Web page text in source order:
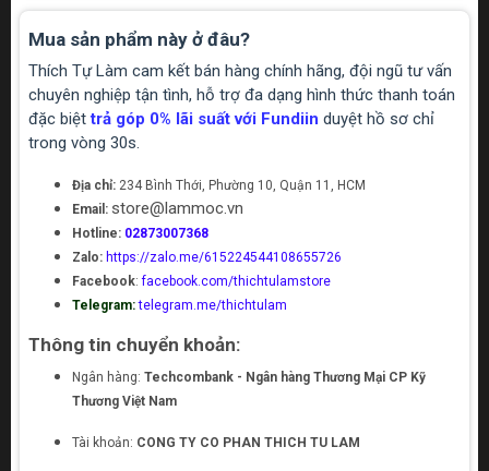
Mua sản phẩm này ở đâu?
Thích Tự Làm cam kết bán hàng chính hãng, đội ngũ tư vấn
chuyên nghiệp tận tình, hỗ trợ đa dạng hình thức thanh toán
đặc biệttrả góp 0% lãi suất với Fundiin duyệt hồ sơ chỉ
trong vòng 30s.
Địa chỉ: 234 Bình Thới, Phường 10, Quận 11, HCM
Email: store@lammoc.vn
Hotline: 02873007368
Zalo: https://zalo.me/615224544108655726
Facebook:facebook.com/thichtulamstore
Telegram: telegram.me/thichtulam
Thông tin chuyển khoản:
Ngân hàng: Techcombank - Ngân hàng Thương Mại CP Kỹ
Thương Việt Nam
Tài khoản: CONG TY CO PHAN THICH TU LAM